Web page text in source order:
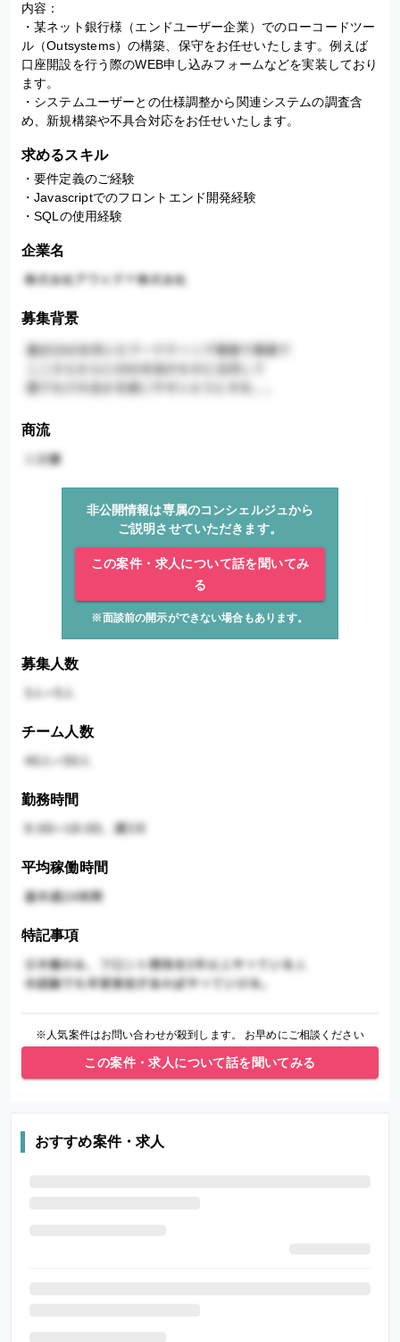
内容：
・某ネット銀行様（エンドユーザー企業）でのローコードツー
ル（Outsystems）の構築、保守をお任せいたします。例えば
口座開設を行う際のWEB申し込みフォームなどを実装しており
ます。
・システムユーザーとの仕様調整から関連システムの調査含
め、新規構築や不具合対応をお任せいたします。
求めるスキル
・要件定義のご経験
・Javascriptでのフロントエンド開発経験
・SQLの使用経験
企業名
募集背景
商流
非公開情報は専属のコンシェルジュから
ご説明させていただきます。
この案件・求人について話を聞いてみ
る
※面談前の開示ができない場合もあります。
募集人数
チーム人数
勤務時間
平均稼働時間
特記事項
※人気案件はお問い合わせが殺到します。 お早めにご相談ください
この案件・求人について話を聞いてみる
おすすめ案件・求人